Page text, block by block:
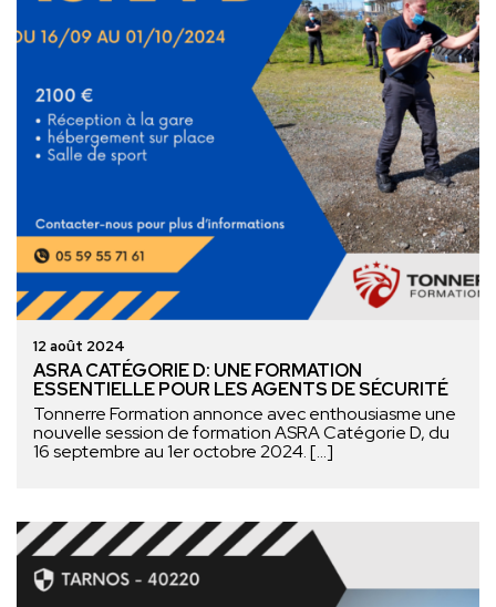
12 août 2024
ASRA CATÉGORIE D: UNE FORMATION
ESSENTIELLE POUR LES AGENTS DE SÉCURITÉ
Tonnerre Formation annonce avec enthousiasme une
nouvelle session de formation ASRA Catégorie D, du
16 septembre au 1er octobre 2024. […]